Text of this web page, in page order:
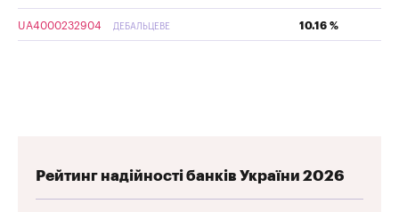
UA4000232904 ДЕБАЛЬЦЕВЕ 10.16 %
Рейтинг надійності банків України 2026